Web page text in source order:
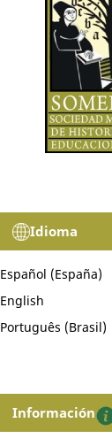
Idioma
Español (España)
English
Português (Brasil)
Información